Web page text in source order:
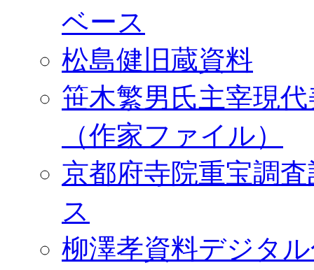
ベース
松島健旧蔵資料
笹木繁男氏主宰現
（作家ファイル）
京都府寺院重宝調
ス
柳澤孝資料デジタ